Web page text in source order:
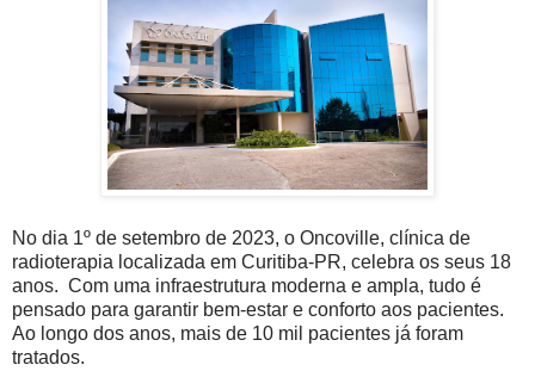
No dia 1º de setembro de 2023, o Oncoville, clínica de
radioterapia localizada em Curitiba-PR, celebra os seus 18
anos. Com uma infraestrutura moderna e ampla, tudo é
pensado para garantir bem-estar e conforto aos pacientes.
Ao longo dos anos, mais de 10 mil pacientes já foram
tratados.